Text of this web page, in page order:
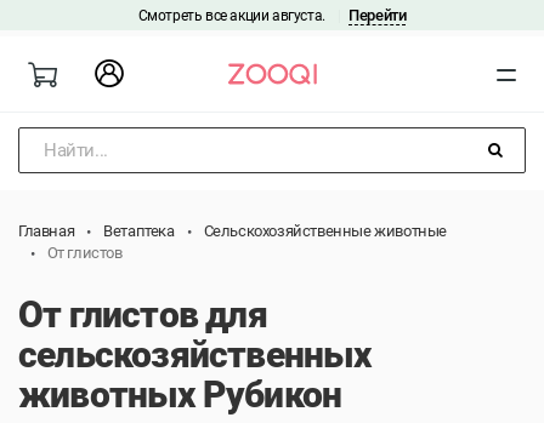
Смотреть все акции августа. Перейти
Найти...
Главная Ветаптека
Сельскохозяйственные животные
От глистов
От глистов для
сельскозяйственных
животных Рубикон